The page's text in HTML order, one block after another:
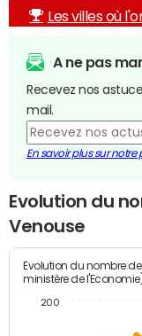
Les villes où
A ne pas
Recevez nos
mail.
En savoir plus sur
Evolution du
Venouse
Evolution du nombre
ministère de
200